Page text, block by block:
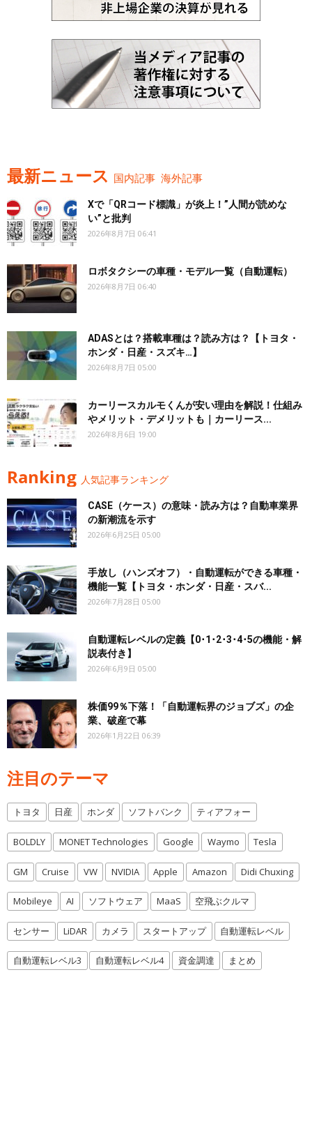
最新ニュース 国内記事 海外記事
Xで「QRコード標識」が炎上！”人間が読めな
い”と批判
2026年8月7日 06:41
ロボタクシーの車種・モデル一覧（自動運転）
2026年8月7日 06:40
ADASとは？搭載車種は？読み方は？【トヨタ・
ホンダ・日産・スズキ…】
2026年8月7日 05:00
カーリースカルモくんが安い理由を解説！仕組み
やメリット・デメリットも｜カーリース...
2026年8月6日 19:00
Ranking 人気記事ランキング
CASE（ケース）の意味・読み方は？自動車業界
の新潮流を示す
2026年6月25日 05:00
手放し（ハンズオフ）・自動運転ができる車種・
機能一覧【トヨタ・ホンダ・日産・スバ...
2026年7月28日 05:00
自動運転レベルの定義【0･1･2･3･4･5の機能・解
説表付き】
2026年6月9日 05:00
株価99％下落！「自動運転界のジョブズ」の企
業、破産で幕
2026年1月22日 06:39
注目のテーマ
トヨタ 日産 ホンダ ソフトバンク ティアフォー
BOLDLY MONET Technologies Google Waymo Tesla
GM Cruise VW NVIDIA Apple Amazon Didi Chuxing
Mobileye AI ソフトウェア MaaS 空飛ぶクルマ
センサー LiDAR カメラ スタートアップ 自動運転レベル
自動運転レベル3 自動運転レベル4 資金調達 まとめ